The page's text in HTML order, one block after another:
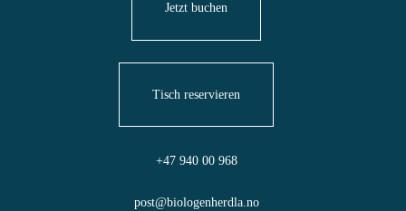
Jetzt buchen
Tisch reservieren
+47 940 00 968
post@biologenherdla.no